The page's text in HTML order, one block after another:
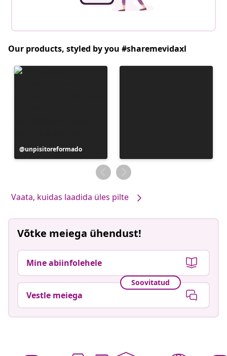
Our products, styled by you #sharemevidaxl
Postitus
avaldatud
unpisitoreformado
Vaata, kuidas laadida üles pilte
Võtke meiega ühendust!
Mine abiinfolehele
Soovitatud
Vestle meiega